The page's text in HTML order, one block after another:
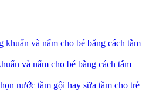
và nấm cho bé bằng cách tắm